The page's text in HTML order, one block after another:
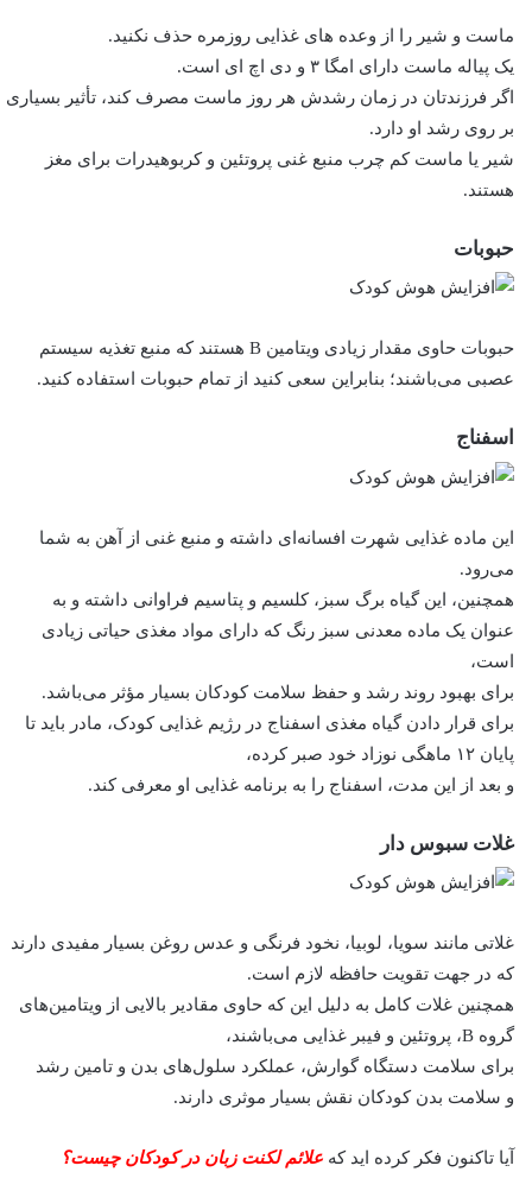
ماست و شیر را از وعده های غذایی روزمره حذف نکنید.
یک پیاله ماست دارای امگا ۳ و دی اچ ای است.
اگر فرزندتان در زمان رشدش هر روز ماست مصرف کند، تأثیر بسیاری
بر روی رشد او دارد.
شیر یا ماست کم چرب منبع غنی پروتئین و کربوهیدرات برای مغز
هستند.
حبوبات
حبوبات حاوی مقدار زیادی ویتامین B هستند که منبع تغذیه سیستم
عصبی می‌باشند؛ بنابراین سعی کنید از تمام حبوبات استفاده کنید.
اسفناج
این ماده غذایی شهرت افسانه‌ای داشته و منبع غنی از آهن به شما
می‌رود.
همچنین، این گیاه برگ سبز، کلسیم و پتاسیم فراوانی داشته و به
عنوان یک ماده معدنی سبز رنگ که دارای مواد مغذی حیاتی زیادی
است،
برای بهبود روند رشد و حفظ سلامت کودکان بسیار مؤثر می‌باشد.
برای قرار دادن گیاه مغذی اسفناج در رژیم غذایی کودک، مادر باید تا
پایان ۱۲ ماهگی نوزاد خود صبر کرده،
و بعد از این مدت، اسفناج را به برنامه غذایی او معرفی کند.
غلات سبوس دار
غلاتی مانند سویا، لوبیا، نخود فرنگی و عدس روغن بسیار مفیدی دارند
که در جهت تقویت حافظه لازم است.
همچنین غلات کامل به دلیل این که حاوی مقادیر بالایی از ویتامین‌های
گروه B، پروتئین و فیبر غذایی می‌باشند،
برای سلامت دستگاه گوارش، عملکرد سلول‌های بدن و تامین رشد
و سلامت بدن کودکان نقش بسیار موثری دارند.
آیا تاکنون فکر کرده اید که علائم لکنت زبان در کودکان چیست؟